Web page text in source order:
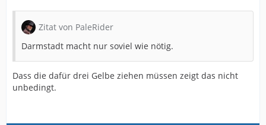
Zitat von PaleRider
Darmstadt macht nur soviel wie nötig.
Dass die dafür drei Gelbe ziehen müssen zeigt das nicht
unbedingt.